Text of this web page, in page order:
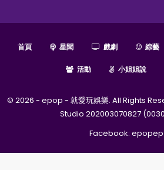
首頁 星聞 戲劇 綜藝
活動 小姐姐說
© 2026 - epop - 就愛玩娛樂. All Rights
Studio 202003070827
Facebook: